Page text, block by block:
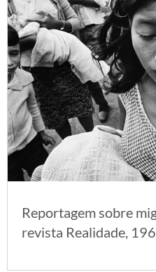
Reportagem sobre
revista Realidade,